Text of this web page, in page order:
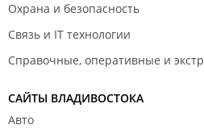
Охрана и безопасность
Связь и IT технологии
Справочные, оперативные и
САЙТЫ ВЛАДИВОСТОКА
Авто